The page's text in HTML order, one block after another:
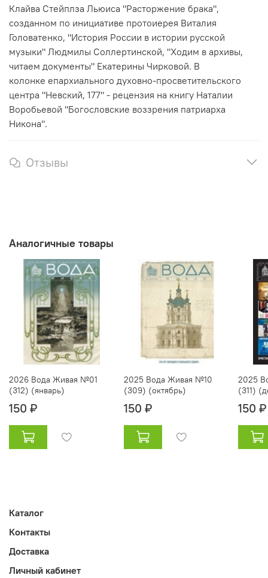
Клайва Стейплза Льюиса "Расторжение брака",
созданном по инициативе протоиерея Виталия
Головатенко, "История России в истории русской
музыки" Людмилы Соллертинской, "Ходим в архивы,
читаем документы" Екатерины Чирковой. В
колонке епархиального духовно-просветительского
центра "Невский, 177" - рецензия на книгу Наталии
Воробьевой "Богословские воззрения патриарха
Никона".
Отзывы
Аналогичные товары
2026 Вода Живая №01
(312) (январь)
150 ₽
2025 Вода Живая №10
(309) (октябрь)
150 ₽
2025
(311)
150 ₽
Каталог
Контакты
Доставка
Личный кабинет